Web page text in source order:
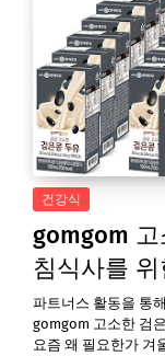
건강식
gomgom
침식사를
파트너스 활동을 통
gomgom 고소한 검
요즘 왜 필요한가 겨